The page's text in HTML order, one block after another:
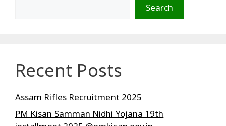
Search
Recent Posts
Assam Rifles Recruitment 2025
PM Kisan Samman Nidhi Yojana 19th